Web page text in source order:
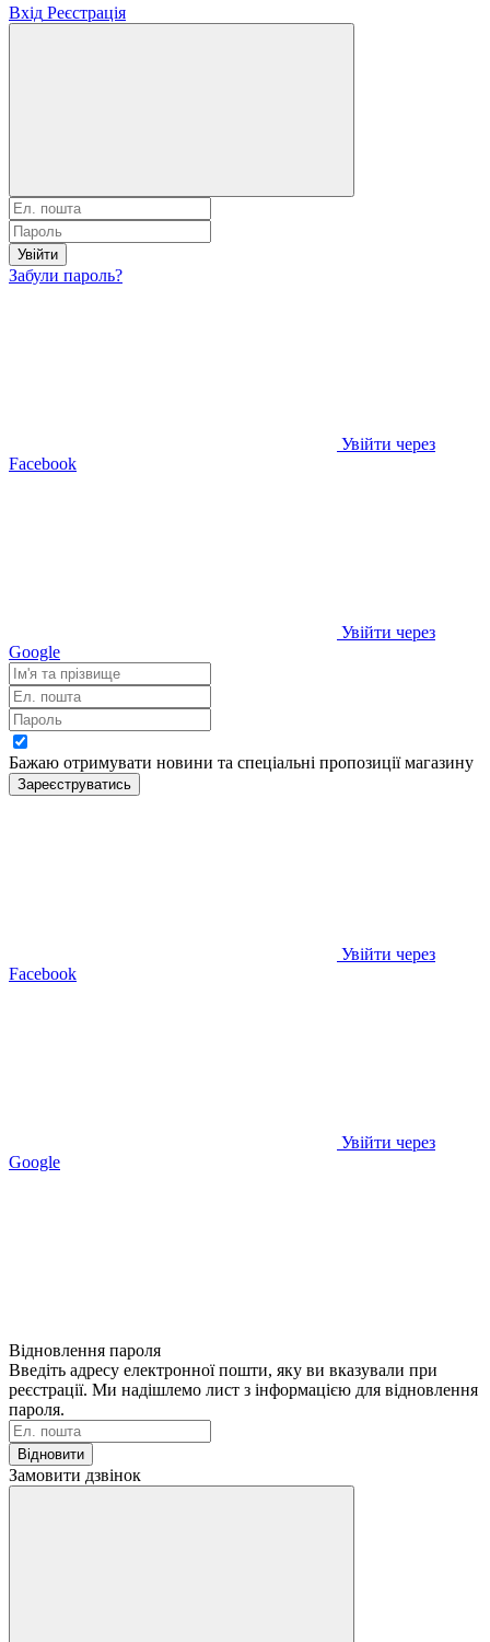
Вхід Реєстрація
Увійти
Забули пароль?
Увійти через
Facebook
Увійти через
Google
Бажаю отримувати новини та спеціальні пропозиціїмагазину
Зареєструватись
Увійти через
Facebook
Увійти через
Google
Відновлення пароля
Введіть адресу електронної пошти, яку ви вказували при
реєстрації. Ми надішлемо лист з інформацією для відновлення
пароля.
Відновити
Замовити дзвінок